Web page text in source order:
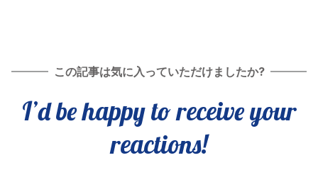
この記事は気に入っていただけましたか?
I’d be happy to receive your
reactions!